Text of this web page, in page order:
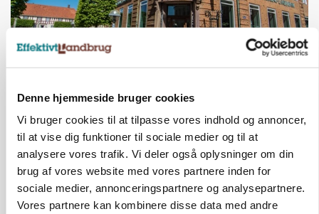
Denne hjemmeside bruger cookies
Vi bruger cookies til at tilpasse vores indhold og annoncer,
til at vise dig funktioner til sociale medier og til at
analysere vores trafik. Vi deler også oplysninger om din
brug af vores website med vores partnere inden for
sociale medier, annonceringspartnere og analysepartnere.
Vores partnere kan kombinere disse data med andre
Lave grisepriser og nye regler øger landbobanks
forsigtighed
Annonce
KLUMME
Ny griseprognose kan give anledning til et nyt
budgettjek